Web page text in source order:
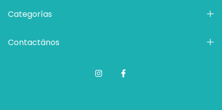
Categorías
Contactános